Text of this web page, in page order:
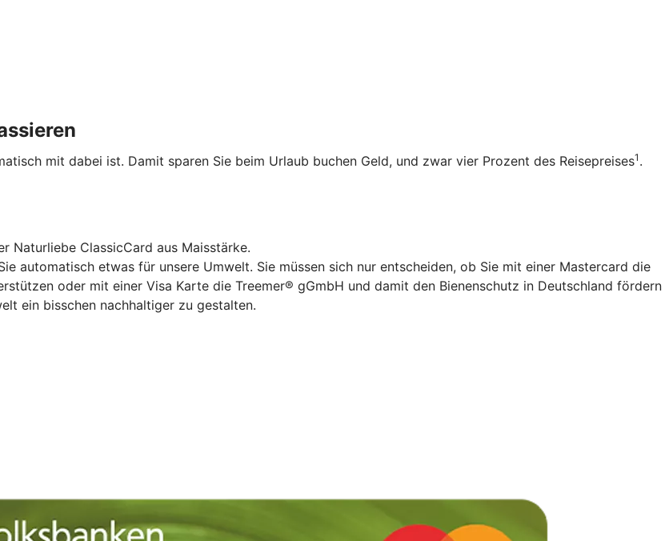
mit dabei ist. Damit sparen Sie beim Urlaub buchen Geld, und zwar vier Prozent des Reisepreises1 .
Naturliebe ClassicCard aus Maisstärke.
automatisch etwas für unsere Umwelt. Sie müssen sich nur entscheiden, ob Sie mit einer Mastercard die
oder mit einer Visa Karte die Treemer® gGmbH und damit den Bienenschutz in Deutschland fördern
ein bisschen nachhaltiger zu gestalten.